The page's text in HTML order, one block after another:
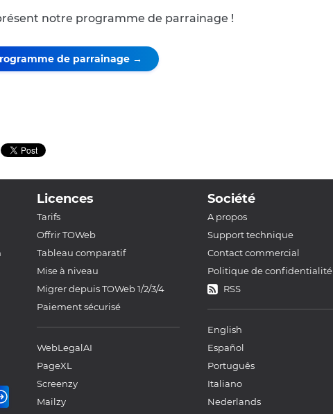
notre programme de parrainage !
de parrainage →
Licences
Tarifs
Offrir TOWeb
Tableau comparatif
Mise à niveau
Migrer depuis TOWeb 1/2/3/4
Paiement sécurisé
WebLegalAI
PageXL
Screenzy
Mailzy
Société
A propos
Support technique
Contact commercial
Politique de confidentialité
RSS
English
Español
Português
Italiano
Nederlands